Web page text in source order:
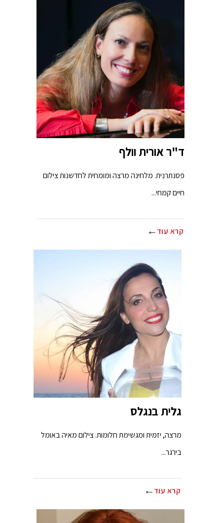
ד"ר אורית וולף
פסנתרנית. מלחינה מרצה ומומחית לחדשנות צילום
חיים קמחי...
קרא עוד
גלית בנגלס
מרצה, יזמית ומגשימת חלומות. צילום מאיה באומל
בירגר...
קרא עוד